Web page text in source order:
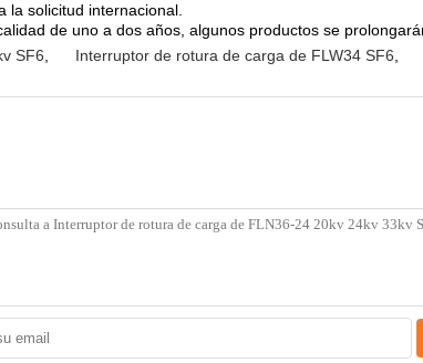
la solicitud internacional.
de uno a dos años, algunos productos se
SF6 Interruptor de rotura de carga de FLW34 SF6